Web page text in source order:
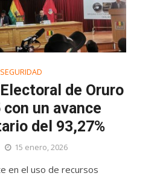
SEGURIDAD
de Oruro
un avance
del 93,27%
15 enero, 2026
en el uso de recursos